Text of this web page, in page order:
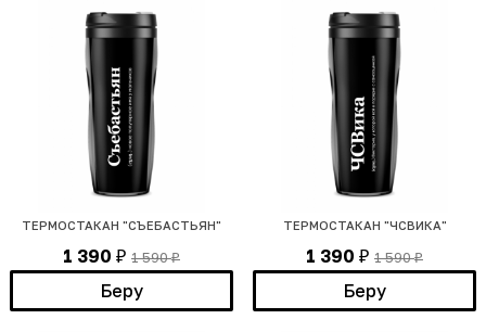
ТЕРМОСТАКАН "СЪЕБАСТЬЯН"
1 390 ₽ 1 590₽
Беру
ТЕРМОСТАКАН "ЧСВИКА"
1 390 ₽ 1 590₽
Беру